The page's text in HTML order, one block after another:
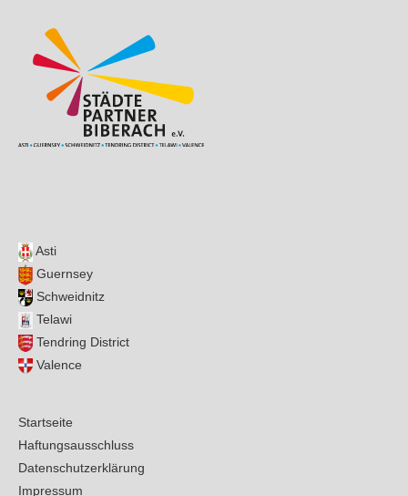
Asti
Guernsey
Schweidnitz
Telawi
Tendring District
Valence
Startseite
Haftungsausschluss
Datenschutzerklärung
Impressum